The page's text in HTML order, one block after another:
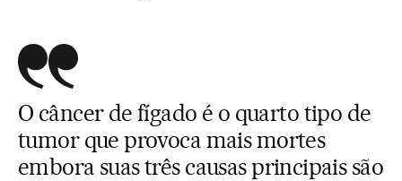
O câncer de fígado é o quarto tipo de
tumor que provoca mais mortes
embora suas três causas principais são